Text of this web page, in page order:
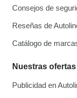
Consejos de
Reseñas de
Catálogo de
Nuestras ofertas
Publicidad en